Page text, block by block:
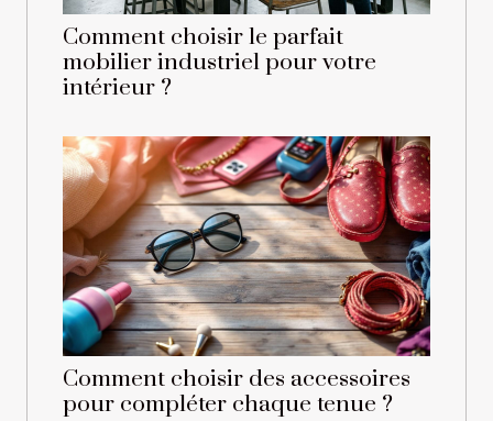
Comment choisir le parfait
mobilier industriel pour votre
intérieur ?
Comment choisir des accessoires
pour compléter chaque tenue ?